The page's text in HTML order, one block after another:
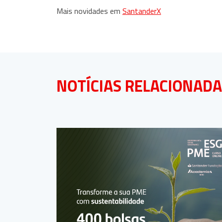
Mais novidades em SantanderX
NOTÍCIAS